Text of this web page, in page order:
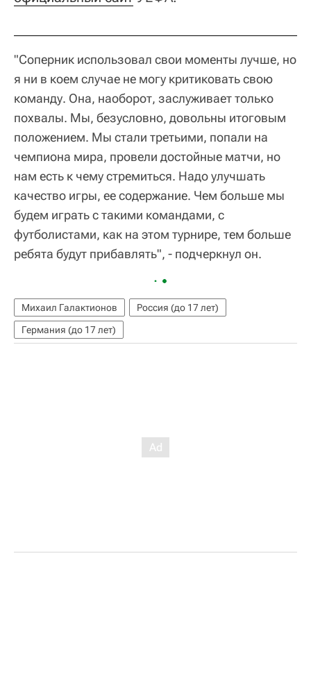
"Соперник использовал свои моменты лучше, но
я ни в коем случае не могу критиковать свою
команду. Она, наоборот, заслуживает только
похвалы. Мы, безусловно, довольны итоговым
положением. Мы стали третьими, попали на
чемпиона мира, провели достойные матчи, но
нам есть к чему стремиться. Надо улучшать
качество игры, ее содержание. Чем больше мы
будем играть с такими командами, с
футболистами, как на этом турнире, тем больше
ребята будут прибавлять", - подчеркнул он.
Михаил Галактионов
Россия (до 17 лет)
Германия (до 17 лет)